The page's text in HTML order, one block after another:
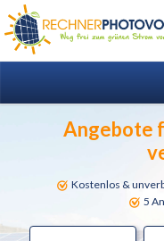
Angebote
Kostenlos &
5